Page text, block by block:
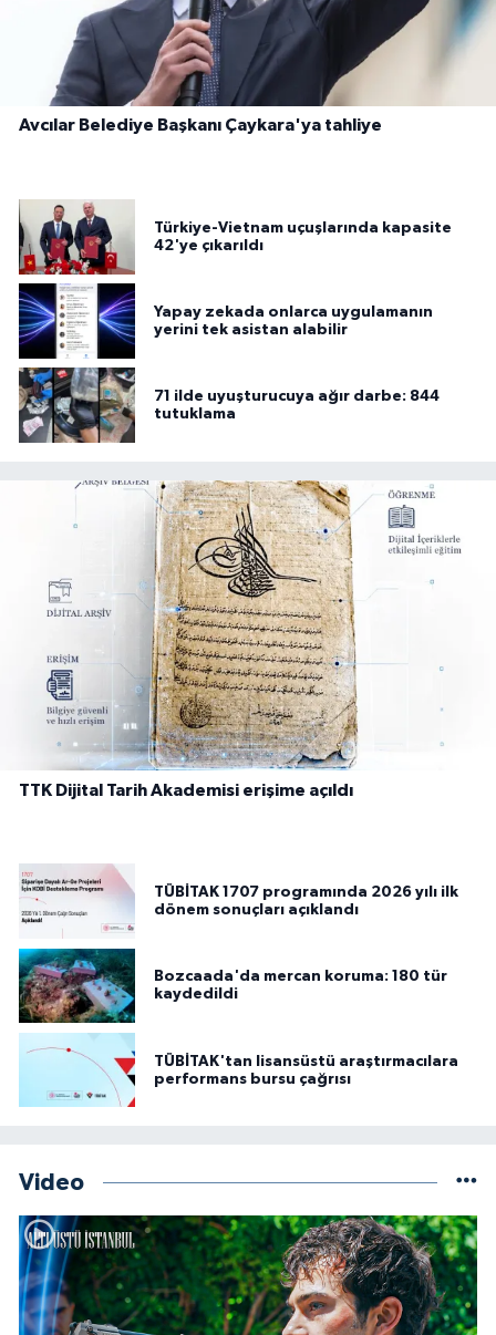
Avcılar Belediye Başkanı Çaykara'ya tahliye
Türkiye-Vietnam uçuşlarında kapasite
42'ye çıkarıldı
Yapay zekada onlarca uygulamanın
yerini tek asistan alabilir
71 ilde uyuşturucuya ağır darbe: 844
tutuklama
TTK Dijital Tarih Akademisi erişime açıldı
TÜBİTAK 1707 programında 2026 yılı ilk
dönem sonuçları açıklandı
Bozcaada'da mercan koruma: 180 tür
kaydedildi
TÜBİTAK'tan lisansüstü araştırmacılara
performans bursu çağrısı
Video